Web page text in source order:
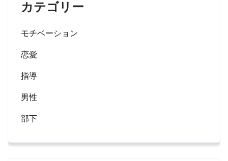
カテゴリー
モチベーション
恋愛
指導
男性
部下